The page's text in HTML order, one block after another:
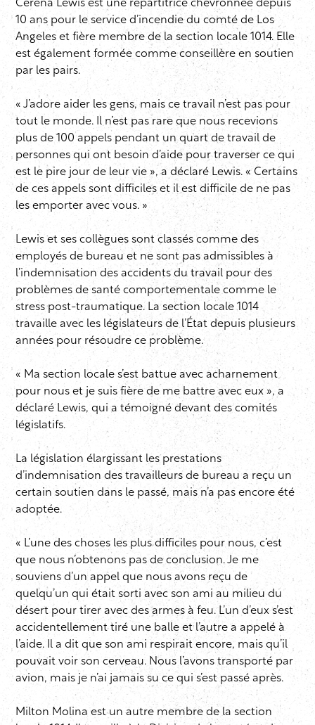
Cerena Lewis est une répartitrice chevronnée depuis
10 ans pour le service d’incendie du comté de Los
Angeles et fière membre de la section locale 1014. Elle
est également formée comme conseillère en soutien
par les pairs.
« J’adore aider les gens, mais ce travail n’est pas pour
tout le monde. Il n’est pas rare que nous recevions
plus de 100 appels pendant un quart de travail de
personnes qui ont besoin d’aide pour traverser ce qui
est le pire jour de leur vie », a déclaré Lewis. « Certains
de ces appels sont difficiles et il est difficile de ne pas
les emporter avec vous. »
Lewis et ses collègues sont classés comme des
employés de bureau et ne sont pas admissibles à
l’indemnisation des accidents du travail pour des
problèmes de santé comportementale comme le
stress post-traumatique. La section locale 1014
travaille avec les législateurs de l’État depuis plusieurs
années pour résoudre ce problème.
« Ma section locale s’est battue avec acharnement
pour nous et je suis fière de me battre avec eux », a
déclaré Lewis, qui a témoigné devant des comités
législatifs.
La législation élargissant les prestations
d’indemnisation des travailleurs de bureau a reçu un
certain soutien dans le passé, mais n’a pas encore été
adoptée.
« L’une des choses les plus difficiles pour nous, c’est
que nous n’obtenons pas de conclusion. Je me
souviens d’un appel que nous avons reçu de
quelqu’un qui était sorti avec son ami au milieu du
désert pour tirer avec des armes à feu. L’un d’eux s’est
accidentellement tiré une balle et l’autre a appelé à
l’aide. Il a dit que son ami respirait encore, mais qu’il
pouvait voir son cerveau. Nous l’avons transporté par
avion, mais je n’ai jamais su ce qui s’est passé après.
Milton Molina est un autre membre de la section